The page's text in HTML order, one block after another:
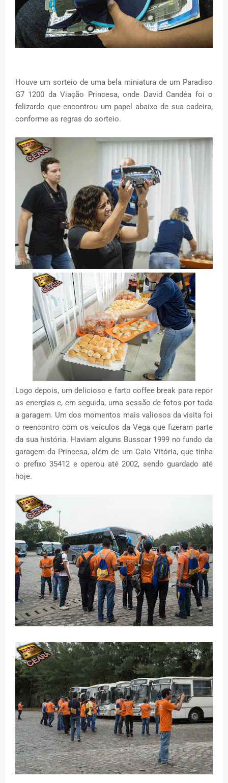
Houve um sorteio de uma bela miniatura de um Paradiso
G7 1200 da Viação Princesa, onde David Candéa foi o
felizardo que encontrou um papel abaixo de sua cadeira,
conforme as regras do sorteio.
Logo depois, um delicioso e farto coffee break para repor
as energias e, em seguida, uma sessão de fotos por toda
a garagem. Um dos momentos mais valiosos da visita foi
o reencontro com os veículos da Vega que fizeram parte
da sua história. Haviam alguns Busscar 1999 no fundo da
garagem da Princesa, além de um Caio Vitória, que tinha
o prefixo 35412 e operou até 2002, sendo guardado até
hoje.